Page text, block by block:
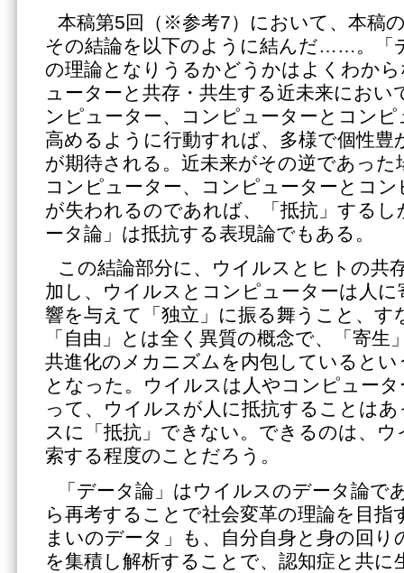
本稿第5回（※参考7）において、本稿
その結論を以下のように結んだ……。「
の理論となりうるかどうかはよくわか
ューターと共存・共生する近未来におい
ンピューター、コンピューターとコン
高めるように行動すれば、多様で個性豊
が期待される。近未来がその逆であった
コンピューター、コンピューターとコ
が失われるのであれば、「抵抗」する
ータ論」は抵抗する表現論でもある。
この結論部分に、ウイルスとヒトの共
加し、ウイルスとコンピューターは人
響を与えて「独立」に振る舞うこと、す
「自由」とは全く異質の概念で、「寄生
共進化のメカニズムを内包しているとい
となった。ウイルスは人やコンピュー
って、ウイルスが人に抵抗することは
スに「抵抗」できない。できるのは、
索する程度のことだろう。
「データ論」はウイルスのデータ論で
ら再考することで社会変革の理論を目指
まいのデータ」も、自分自身と身の回
を集積し解析することで、認知症と共に